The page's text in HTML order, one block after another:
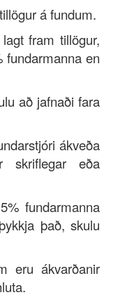
á fundum.
fram tillögur,
fundarmanna en
að jafnaði fara
ákveða
skriflegar eða
fundarmanna
það, skulu
eru ákvarðanir